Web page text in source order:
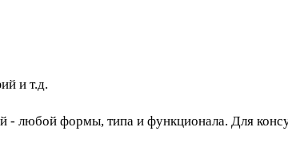
и т.д.
- любой формы, типа и функционала. Для